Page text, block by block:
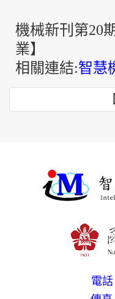
機械新刊第20
業】
相關連結:智慧
電話